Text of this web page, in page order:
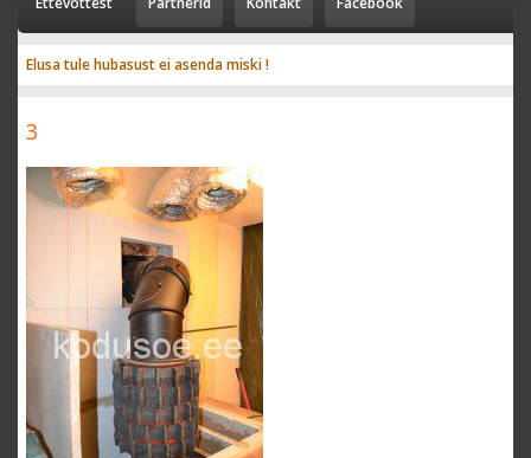
Elusa tule hubasust ei asenda miski !
3